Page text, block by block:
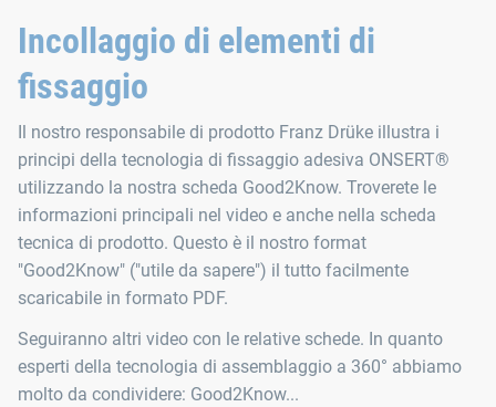
Incollaggio di elementi di
fissaggio
Il nostro responsabile di prodotto Franz Drüke illustra i
principi della tecnologia di fissaggio adesiva ONSERT®
utilizzando la nostra scheda Good2Know. Troverete le
informazioni principali nel video e anche nella scheda
tecnica di prodotto. Questo è il nostro format
"Good2Know" ("utile da sapere") il tutto facilmente
scaricabile in formato PDF.
Seguiranno altri video con le relative schede. In quanto
esperti della tecnologia di assemblaggio a 360° abbiamo
molto da condividere: Good2Know...